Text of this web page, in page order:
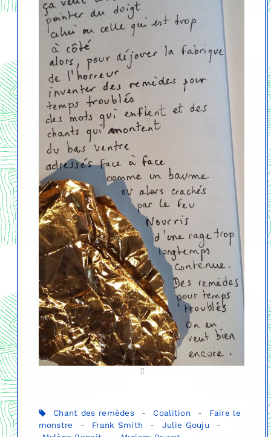
Chant des remèdes - Coalition -
Faire le
monstre
- Frank Smith - Julie Gouju
-